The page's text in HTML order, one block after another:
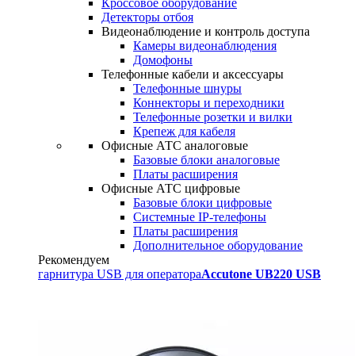
Кроссовое оборудование
Детекторы отбоя
Видеонаблюдение и контроль доступа
Камеры видеонаблюдения
Домофоны
Телефонные кабели и аксессуары
Телефонные шнуры
Коннекторы и переходники
Телефонные розетки и вилки
Крепеж для кабеля
Офисные АТС аналоговые
Базовые блоки аналоговые
Платы расширения
Офисные АТС цифровые
Базовые блоки цифровые
Системные IP-телефоны
Платы расширения
Дополнительное оборудование
Рекомендуем
гарнитура USB для оператораAccutone UB220 USB